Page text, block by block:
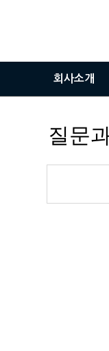
회사소개
비전
질문